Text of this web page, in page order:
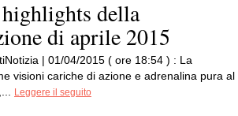
della
di aprile 2015
| 01/04/2015 ( ore 18:54 ) : La
visioni cariche di azione e adrenalina pura al
Leggere il seguito